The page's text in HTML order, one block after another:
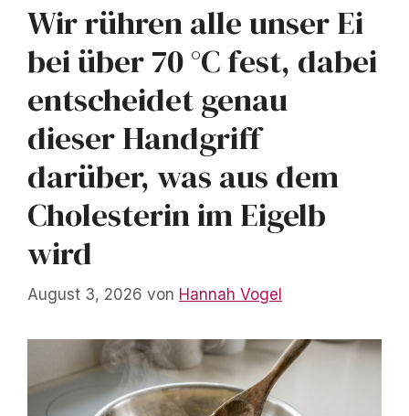
Wir rühren alle unser Ei
bei über 70 °C fest, dabei
entscheidet genau
dieser Handgriff
darüber, was aus dem
Cholesterin im Eigelb
wird
August 3, 2026 von Hannah Vogel